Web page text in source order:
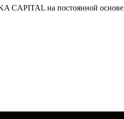
CAPITAL на постоянной основе